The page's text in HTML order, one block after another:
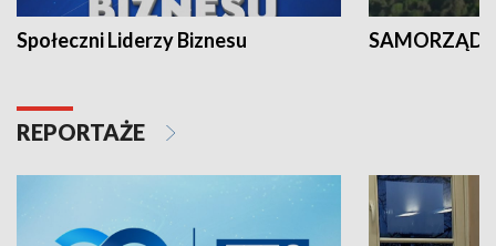
Społeczni Liderzy Biznesu SAMORZĄD
REPORTAŻE